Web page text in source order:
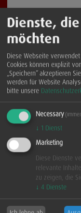
Sieg
>> Weitere Bilder gibt
zurück
Der aktuelle
Dienste,
möchten
Diese Webseite
Cookies können explizit
„Speichern” akzeptieren
werden für Website
bitte unsere
Necessary
↓ 1 Dienst
Marketing
Diese Dienste
relevante
zu zeigen, die
↓ 4 Dienste